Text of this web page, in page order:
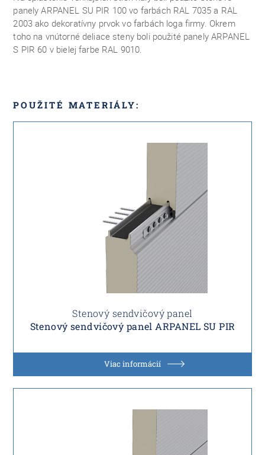
panely ARPANEL SU PIR 100 vo farbách RAL 7035 a RAL
2003 ako dekoratívny prvok vo farbách loga firmy. Okrem
toho na vnútorné deliace steny boli použité panely ARPANEL
S PIR 60 v bielej farbe RAL 9010.
POUŽITÉ MATERIÁLY:
Stenový sendvičový panel
Stenový sendvičový panel ARPANEL SU PIR
Viac informácií